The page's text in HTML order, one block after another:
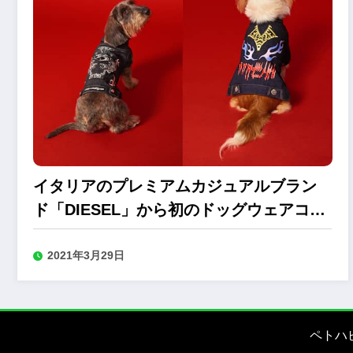
イタリアのプレミアムカジュアルブラン
ド「DIESEL」から初のドッグウェアコレ
クションが登場
2021年3月29日
ペトハ